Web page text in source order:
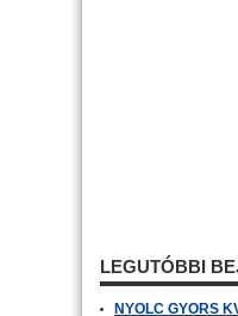
LEGUTÓBBI
NYOLC GYORS